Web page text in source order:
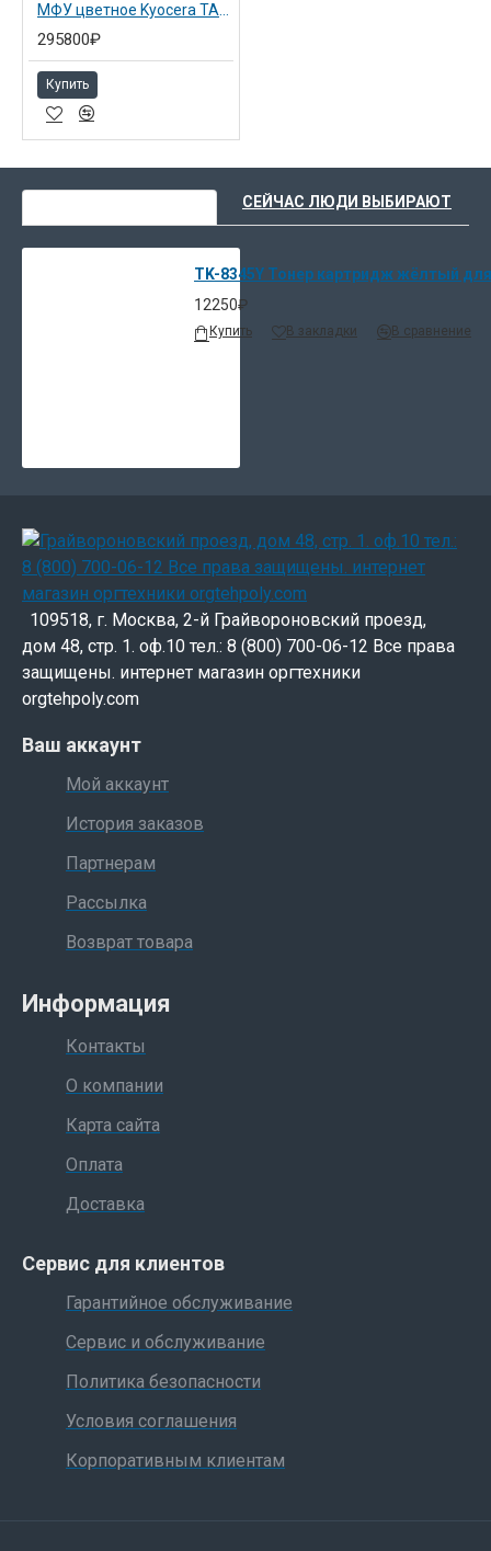
295800₽
Купить
СЕЙЧАС ЛЮДИ ВЫБИРАЮТ
TK-8345Y Тонер картридж жёлтый
12250₽
Купить В закладки В сравнение
109518, г. Москва, 2-й Грайвороновский проезд,
дом 48, стр. 1. оф.10 тел.: 8 (800) 700-06-12 Все права
защищены. интернет магазин оргтехники
orgtehpoly.com
Ваш аккаунт
Мой аккаунт
История заказов
Партнерам
Рассылка
Возврат товара
Информация
Контакты
О компании
Карта сайта
Оплата
Доставка
Сервис для клиентов
Гарантийное обслуживание
Сервис и обслуживание
Политика безопасности
Условия соглашения
Корпоративным клиентам